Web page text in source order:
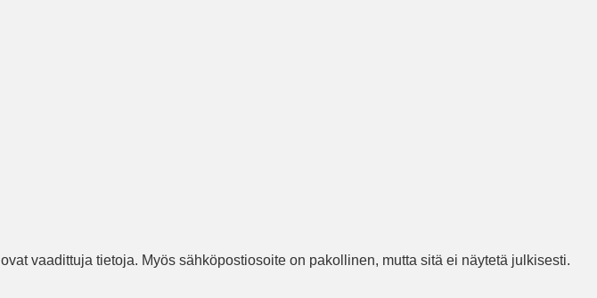
ovat vaadittuja tietoja. Myös sähköpostiosoite on pakollinen, mutta sitä ei näytetä julkisesti.